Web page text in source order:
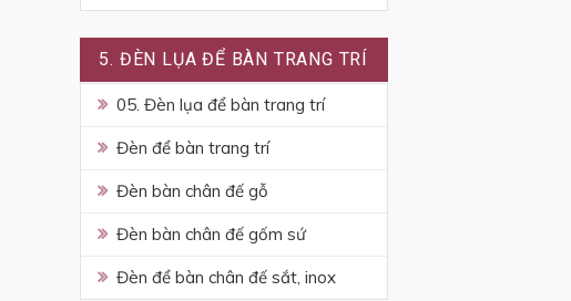
5. ĐÈN LỤA ĐỂ BÀN TRANG TRÍ
05. Đèn lụa để bàn trang trí
Đèn để bàn trang trí
Đèn bàn chân đế gỗ
Đèn bàn chân đế gốm sứ
Đèn để bàn chân đế sắt, inox